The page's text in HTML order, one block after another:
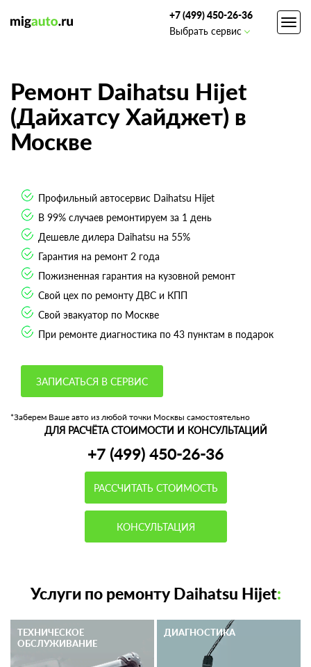
+7 (499) 450-26-36
Выбрать сервис
Ремонт Daihatsu Hijet
(Дайхатсу Хайджет) в
Москве
Профильный автосервис Daihatsu Hijet
В 99% случаев ремонтируем за 1 день
Дешевле дилера Daihatsu на 55%
Гарантия на ремонт 2 года
Пожизненная гарантия на кузовной ремонт
Свой цех по ремонту ДВС и КПП
Свой эвакуатор по Москве
При ремонте диагностика по 43 пунктам в подарок
ЗАПИСАТЬСЯ В СЕРВИС
*Заберем Ваше авто из любой точки Москвы самостоятельно
ДЛЯ РАСЧЁТА СТОИМОСТИ И КОНСУЛЬТАЦИЙ
+7 (499) 450-26-36
РАССЧИТАТЬ СТОИМОСТЬ
КОНСУЛЬТАЦИЯ
Услуги по ремонту Daihatsu Hijet:
ТЕХНИЧЕСКОЕ
ОБСЛУЖИВАНИЕ
ДИАГНОСТИКА